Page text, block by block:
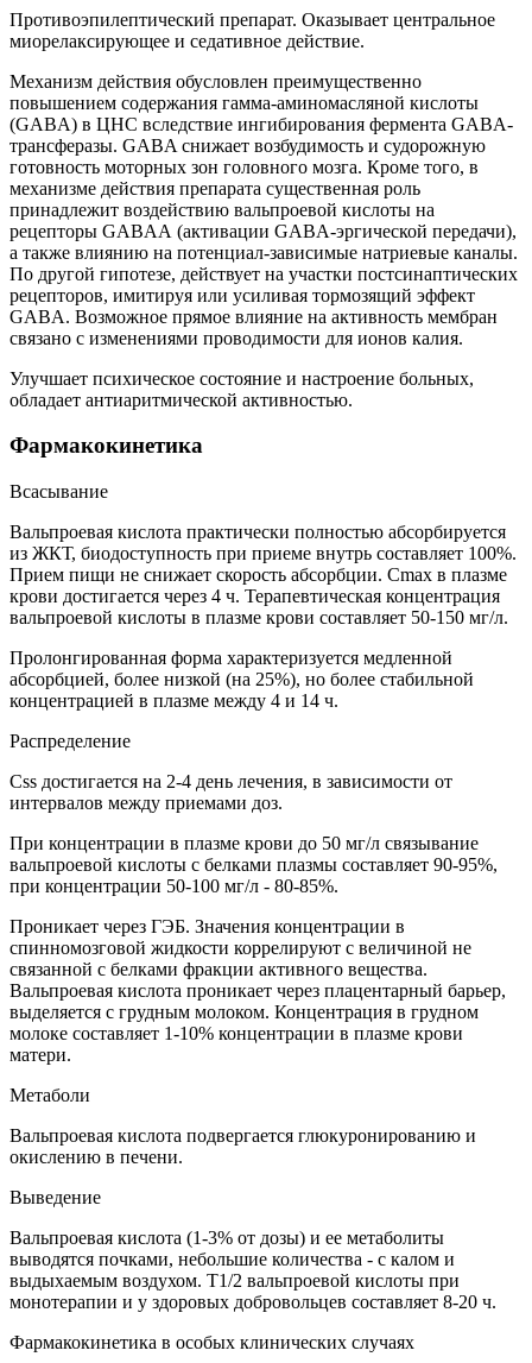
Противоэпилептический препарат. Оказывает центральное
миорелаксирующее и седативное действие.
Механизм действия обусловлен преимущественно
повышением содержания гамма-аминомасляной кислоты
(GABA) в ЦНС вследствие ингибирования фермента GABA-
трансферазы. GABA снижает возбудимость и судорожную
готовность моторных зон головного мозга. Кроме того, в
механизме действия препарата существенная роль
принадлежит воздействию вальпроевой кислоты на
рецепторы GABAА (активации GABA-эргической передачи),
а также влиянию на потенциал-зависимые натриевые каналы.
По другой гипотезе, действует на участки постсинаптических
рецепторов, имитируя или усиливая тормозящий эффект
GABA. Возможное прямое влияние на активность мембран
связано с изменениями проводимости для ионов калия.
Улучшает психическое состояние и настроение больных,
обладает антиаритмической активностью.
Фармакокинетика
Всасывание
Вальпроевая кислота практически полностью абсорбируется
из ЖКТ, биодоступность при приеме внутрь составляет 100%.
Прием пищи не снижает скорость абсорбции. Cmax в плазме
крови достигается через 4 ч. Терапевтическая концентрация
вальпроевой кислоты в плазме крови составляет 50-150 мг/л.
Пролонгированная форма характеризуется медленной
абсорбцией, более низкой (на 25%), но более стабильной
концентрацией в плазме между 4 и 14 ч.
Распределение
Css достигается на 2-4 день лечения, в зависимости от
интервалов между приемами доз.
При концентрации в плазме крови до 50 мг/л связывание
вальпроевой кислоты с белками плазмы составляет 90-95%,
при концентрации 50-100 мг/л - 80-85%.
Проникает через ГЭБ. Значения концентрации в
спинномозговой жидкости коррелируют с величиной не
связанной с белками фракции активного вещества.
Вальпроевая кислота проникает через плацентарный барьер,
выделяется с грудным молоком. Концентрация в грудном
молоке составляет 1-10% концентрации в плазме крови
матери.
Метаболи
Вальпроевая кислота подвергается глюкуронированию и
окислению в печени.
Выведение
Вальпроевая кислота (1-3% от дозы) и ее метаболиты
выводятся почками, небольшие количества - с калом и
выдыхаемым воздухом. T1/2 вальпроевой кислоты при
монотерапии и у здоровых добровольцев составляет 8-20 ч.
Фармакокинетика в особых клинических случаях